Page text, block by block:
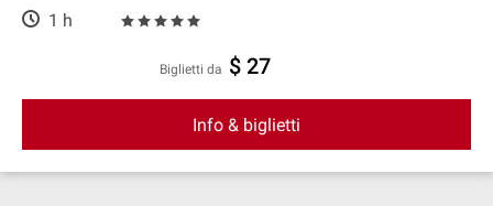
1 h
Biglietti da $ 27
Info & biglietti